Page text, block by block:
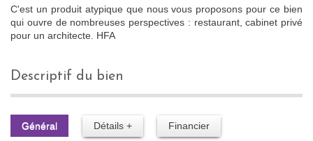
C'est un produit atypique que nous vous proposons pour ce bien
qui ouvre de nombreuses perspectives : restaurant, cabinet privé
pour un architecte. HFA
descriptif du bien
Général Détails + Financier